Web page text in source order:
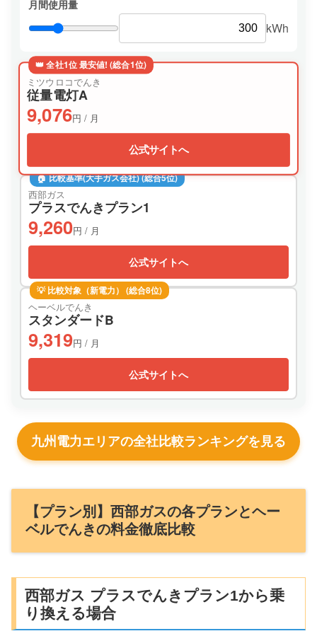
月間使用量
kWh
👑 全社1位 最安値! (総合1位)
ミツウロコでんき
従量電灯A
9,076円 / 月
公式サイトへ
🏠 比較基準(大手ガス会社) (総合5位)
西部ガス
プラスでんきプラン1
9,260円 / 月
公式サイトへ
💡 比較対象（新電力） (総合8位)
ヘーベルでんき
スタンダードB
9,319円 / 月
公式サイトへ
九州電力エリアの全社比較ランキングを見る
【プラン別】西部ガスの各プランとヘー
ベルでんきの料金徹底比較
西部ガス プラスでんきプラン1から乗
り換える場合